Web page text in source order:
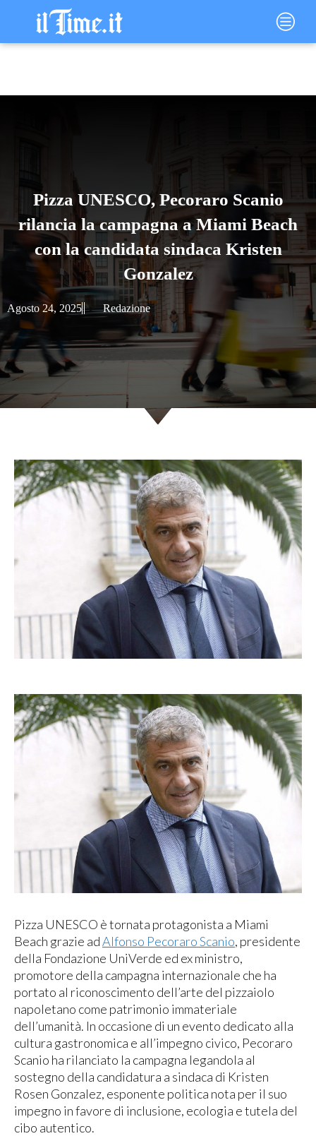
contenuto
Main
Menu
Pizza UNESCO, Pecoraro Scanio
rilancia la campagna a Miami Beach
con la candidata sindaca Kristen
Gonzalez
Agosto 24, 2025 Redazione
Pizza UNESCO è tornata protagonista a Miami
Beach grazie adAlfonso Pecoraro Scanio, presidente
della Fondazione UniVerde ed ex ministro,
promotore della campagna internazionale che ha
portato al riconoscimento dell’arte del pizzaiolo
napoletano come patrimonio immateriale
dell’umanità. In occasione di un evento dedicato alla
cultura gastronomica e all’impegno civico, Pecoraro
Scanio ha rilanciato la campagna legandola al
sostegno della candidatura a sindaca di Kristen
Rosen Gonzalez, esponente politica nota per il suo
impegno in favore di inclusione, ecologia e tutela del
cibo autentico.